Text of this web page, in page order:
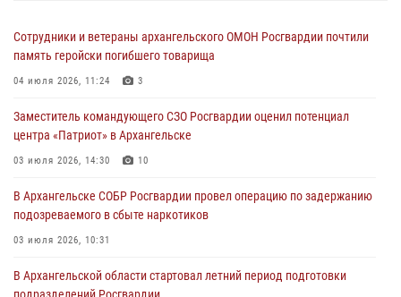
Сотрудники и ветераны архангельского ОМОН Росгвардии почтили
память геройски погибшего товарища
04 июля 2026, 11:24 3
Заместитель командующего СЗО Росгвардии оценил потенциал
центра «Патриот» в Архангельске
03 июля 2026, 14:30 10
В Архангельске СОБР Росгвардии провел операцию по задержанию
подозреваемого в сбыте наркотиков
03 июля 2026, 10:31
В Архангельской области стартовал летний период подготовки
подразделений Росгвардии